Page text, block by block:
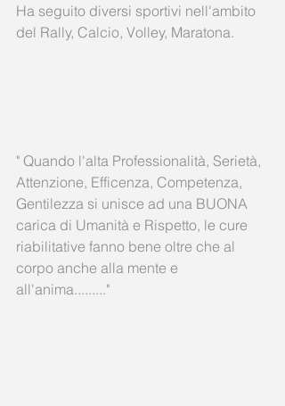
Ha seguito diversi sportivi nell'ambito
del Rally, Calcio, Volley, Maratona.
" Quando l'alta Professionalità, Serietà,
Attenzione, Efficenza, Competenza,
Gentilezza si unisce ad una BUONA
carica di Umanità e Rispetto, le cure
riabilitative fanno bene oltre che al
corpo anche alla mente e
all'anima........."